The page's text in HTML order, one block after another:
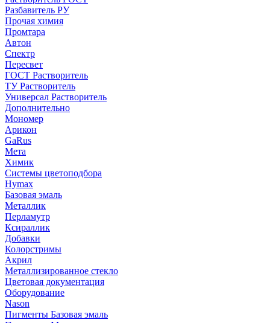
Разбавитель РУ
Прочая химия
Промтара
Автон
Спектр
Пересвет
ГОСТ Растворитель
ТУ Растворитель
Универсал Растворитель
Дополнительно
Мономер
Арикон
GaRus
Мета
Химик
Системы цветоподбора
Hymax
Базовая эмаль
Металлик
Перламутр
Ксираллик
Добавки
Колорстримы
Акрил
Металлизированное стекло
Цветовая документация
Оборудование
Nason
Пигменты Базовая эмаль